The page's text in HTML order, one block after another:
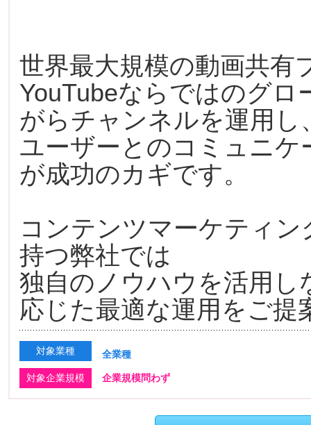
世界最大規模の動画共有
YouTubeならではのグ
がらチャンネルを運用し
ユーザーとのコミュニ
が成功のカギです。
コンテンツマーケティ
持つ弊社では
独自のノウハウを活用し
応じた最適な運用をご提
対象業種 全業種
対象企業規模 企業規模問わず